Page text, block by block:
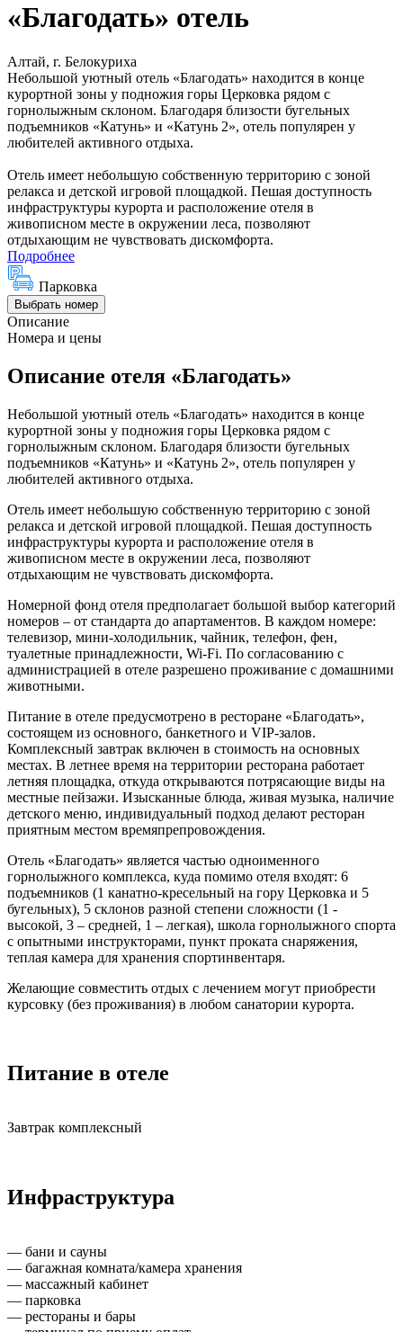
«Благодать» отель
Алтай, г. Белокуриха
Небольшой уютный отель «Благодать» находится в конце
курортной зоны у подножия горы Церковка рядом с
горнолыжным склоном. Благодаря близости бугельных
подъемников «Катунь» и «Катунь 2», отель популярен у
любителей активного отдыха.
Отель имеет небольшую собственную территорию с зоной
релакса и детской игровой площадкой. Пешая доступность
инфраструктуры курорта и расположение отеля в
живописном месте в окружении леса, позволяют
отдыхающим не чувствовать дискомфорта.
Подробнее
Парковка
Выбрать номер
Описание
Номера и цены
Описание отеля «Благодать»
Небольшой уютный отель «Благодать» находится в конце
курортной зоны у подножия горы Церковка рядом с
горнолыжным склоном. Благодаря близости бугельных
подъемников «Катунь» и «Катунь 2», отель популярен у
любителей активного отдыха.
Отель имеет небольшую собственную территорию с зоной
релакса и детской игровой площадкой. Пешая доступность
инфраструктуры курорта и расположение отеля в
живописном месте в окружении леса, позволяют
отдыхающим не чувствовать дискомфорта.
Номерной фонд отеля предполагает большой выбор категорий
номеров – от стандарта до апартаментов. В каждом номере:
телевизор, мини-холодильник, чайник, телефон, фен,
туалетные принадлежности, Wi-Fi. По согласованию с
администрацией в отеле разрешено проживание с домашними
животными.
Питание в отеле предусмотрено в ресторане «Благодать»,
состоящем из основного, банкетного и VIP-залов.
Комплексный завтрак включен в стоимость на основных
местах. В летнее время на территории ресторана работает
летняя площадка, откуда открываются потрясающие виды на
местные пейзажи. Изысканные блюда, живая музыка, наличие
детского меню, индивидуальный подход делают ресторан
приятным местом времяпрепровождения.
Отель «Благодать» является частью одноименного
горнолыжного комплекса, куда помимо отеля входят: 6
подъемников (1 канатно-кресельный на гору Церковка и 5
бугельных), 5 склонов разной степени сложности (1 -
высокой, 3 – средней, 1 – легкая), школа горнолыжного спорта
с опытными инструкторами, пункт проката снаряжения,
теплая камера для хранения спортинвентаря.
Желающие совместить отдых с лечением могут приобрести
курсовку (без проживания) в любом санатории курорта.
Питание в отеле
Завтрак комплексный
Инфраструктура
— бани и сауны
— багажная комната/камера хранения
— массажный кабинет
— парковка
— рестораны и бары